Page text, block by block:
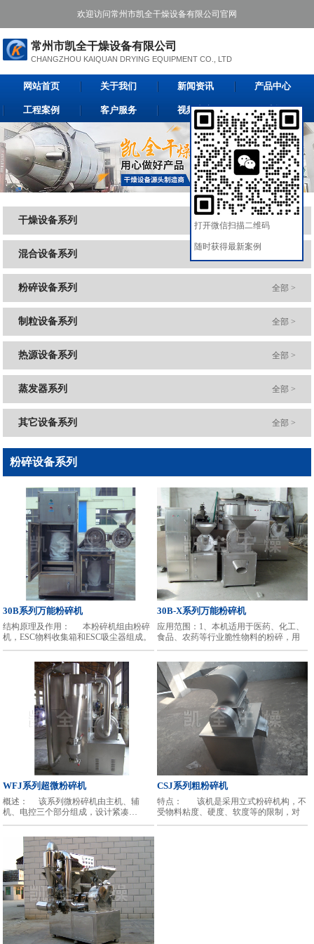
欢迎访问常州市凯全干燥设备有限公司官网
常州市凯全干燥设备有限公司
CHANGZHOU KAIQUAN DRYING EQUIPMENT CO., LTD
网站首页 关于我们 新闻资讯 产品中心
工程案例 客户服务 视频中心 联系我们
干燥设备系列
混合设备系列
全部 >
粉碎设备系列
全部 >
制粒设备系列
全部 >
热源设备系列
全部 >
蒸发器系列
全部 >
其它设备系列
粉碎设备系列
30B系列万能粉碎机
结构原理及作用： 本粉碎机组由粉碎
机，ESC物料收集箱和ESC吸尘器组成。
解决物料在粉碎…
30B-X系列万能粉碎机
应用范围：1、本机适用于医药、化工、
食品、农药等行业脆性物料的粉碎，用
途极为广泛。2、本机利用活动齿盘…
WFJ系列超微粉碎机
概述： 该系列微粉碎机由主机、辅
机、电控三个部分组成，设计紧凑…
CSJ系列粗粉碎机
特点： 该机是采用立式粉碎机构，不
受物料粘度、硬度、软度等的限制，对
打开微信扫描二维码
随时获得最新案例